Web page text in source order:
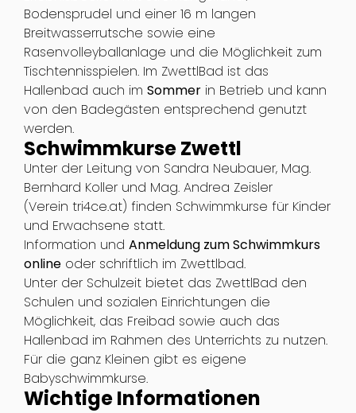
Bodensprudel und einer 16 m langen
Breitwasserrutsche sowie eine
Rasenvolleyballanlage und die Möglichkeit zum
Tischtennisspielen. Im ZwettlBad ist das
Hallenbad auch im Sommerin Betrieb und kann
von den Badegästen entsprechend genutzt
werden.
Schwimmkurse Zwettl
Unter der Leitung von Sandra Neubauer, Mag.
Bernhard Koller und Mag. Andrea Zeisler
(Verein tri4ce.at) finden Schwimmkurse für Kinder
und Erwachsene statt.
Information und Anmeldung zum Schwimmkurs
onlineoder schriftlich im Zwettlbad.
Unter der Schulzeit bietet das ZwettlBad den
Schulen und sozialen Einrichtungen die
Möglichkeit, das Freibad sowie auch das
Hallenbad im Rahmen des Unterrichts zu nutzen.
Für die ganz Kleinen gibt es eigene
Babyschwimmkurse.
Wichtige Informationen